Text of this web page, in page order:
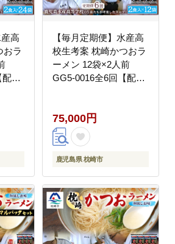
高
おラ
送
【毎月定期便】水産高
校生考案 枕崎かつおラ
ーメン 12袋×2人前
GG5-0016全6回【配送
75,000円
鹿児島県 枕崎市